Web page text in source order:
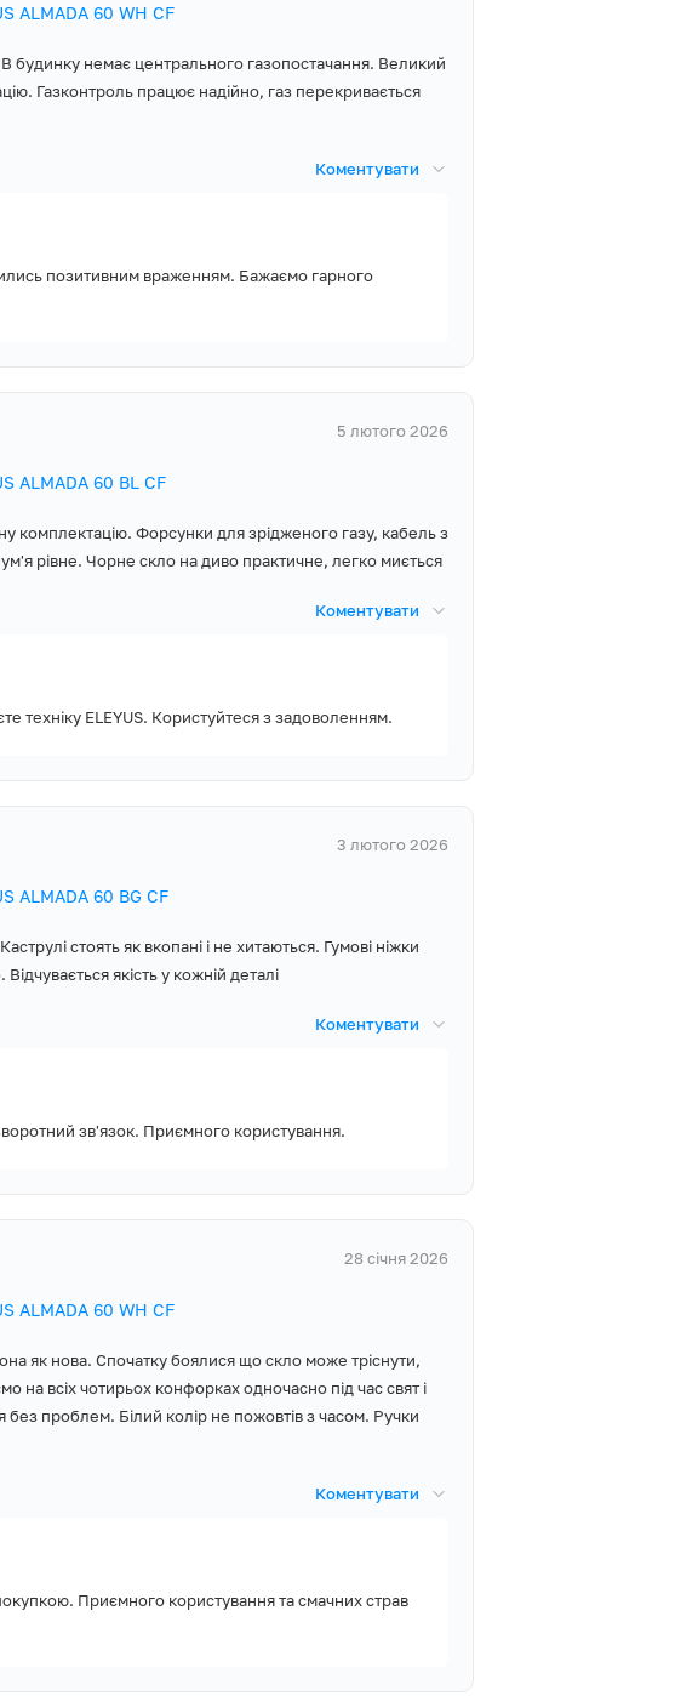
дому під
Обирати вам,
жиклерів та
ALMADA 60 WH CF
будинку немає центрального газопостачання. Великий
Газконтроль працює надійно, газ перекривається
Коментувати
позитивним враженням. Бажаємо гарного
5 лютого 2026
ALMADA 60 BL CF
комплектацію. Форсунки для зрідженого газу, кабель з
рівне. Чорне скло на диво практичне, легко миється
Коментувати
техніку ELEYUS. Користуйтеся з задоволенням.
3 лютого 2026
ALMADA 60 BG CF
стоять як вкопані і не хитаються. Гумові ніжки
якість у кожній деталі
Коментувати
зв'язок. Приємного користування.
28 січня 2026
ALMADA 60 WH CF
як нова. Спочатку боялися що скло може тріснути,
на всіх чотирьох конфорках одночасно під час свят і
проблем. Білий колір не пожовтів з часом. Ручки
Коментувати
Приємного користування та смачних страв